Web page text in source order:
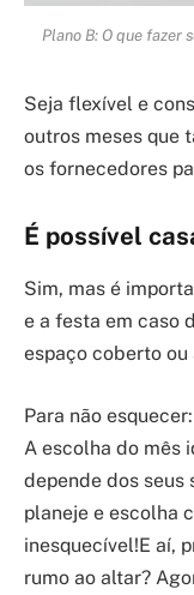
Plano B: O que fazer
Seja flexível e
outros meses que
os fornecedores
É possível
Sim, mas é
e a festa em caso
espaço coberto
Para não esquecer:
A escolha do mês
depende dos seus
planeje e escolha
inesquecível!E aí,
rumo ao altar?